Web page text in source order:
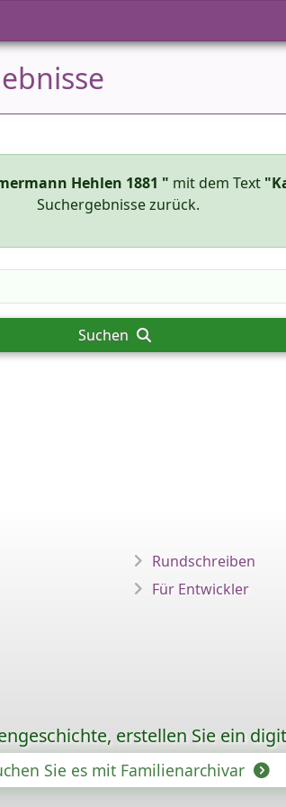
Hehlen 1881 " mit dem Text
Suchergebnisse zurück.
Suchen
Rundschreiben
Für Entwickler
erstellen Sie ein
Sie es mit Familienarchivar